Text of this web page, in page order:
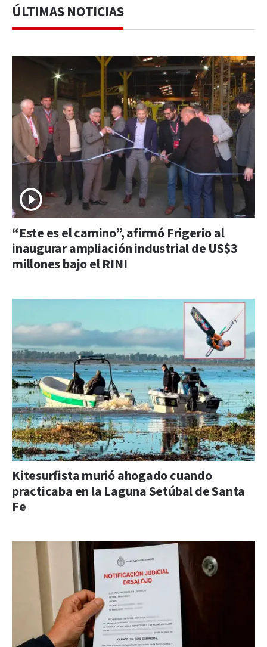
ÚLTIMAS NOTICIAS
“Este es el camino”, afirmó Frigerio al
inaugurar ampliación industrial de US$3
millones bajo el RINI
Kitesurfista murió ahogado cuando
practicaba en la Laguna Setúbal de Santa
Fe